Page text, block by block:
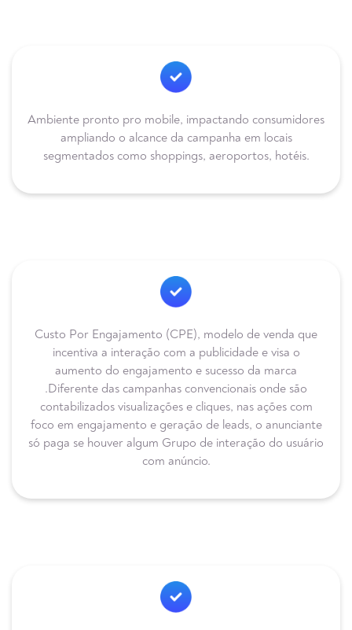
Ambiente pronto pro mobile, impactando consumidores
ampliando o alcance da campanha em locais
segmentados como shoppings, aeroportos, hotéis.
Custo Por Engajamento (CPE), modelo de venda que
incentiva a interação com a publicidade e visa o
aumento do engajamento e sucesso da marca
.Diferente das campanhas convencionais onde são
contabilizados visualizações e cliques, nas ações com
foco em engajamento e geração de leads, o anunciante
só paga se houver algum Grupo de interação do usuário
com anúncio.